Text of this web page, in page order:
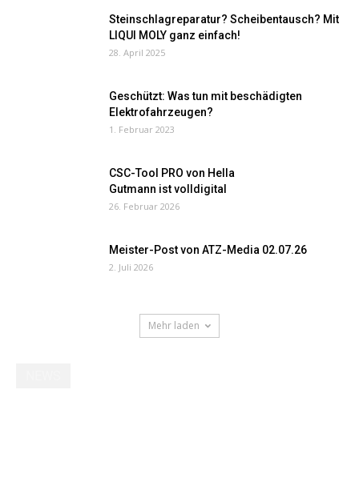
Steinschlagreparatur? Scheibentausch? Mit
LIQUI MOLY ganz einfach!
28. April 2025
Geschützt: Was tun mit beschädigten
Elektrofahrzeugen?
1. Februar 2023
CSC-Tool PRO von Hella
Gutmann ist volldigital
26. Februar 2026
Meister-Post von ATZ-Media 02.07.26
2. Juli 2026
Mehr laden